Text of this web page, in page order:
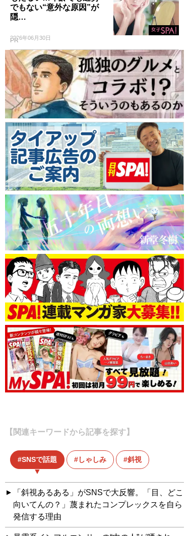
でもない“意外な原因”が
隠…
2026年06月30日
PR
【関連キーワードから記事を探す】
SNSで話題 しゃしみ 斜視
「斜視あるある」がSNSで大反響。「目、どこ
向いてんの？」蔑まれたコンプレックスを自ら
発信する理由